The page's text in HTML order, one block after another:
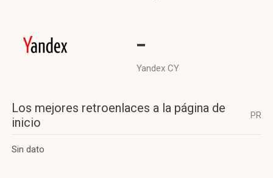
-
Yandex CY
Los mejores retroenlaces a la página de
inicio
PR
Sin dato